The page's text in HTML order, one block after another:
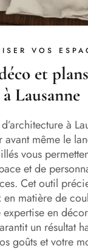
VOS
et
Lausanne
à
même le
vous
et de
Cet outil
matière de
en
un résultat
goûts et votre